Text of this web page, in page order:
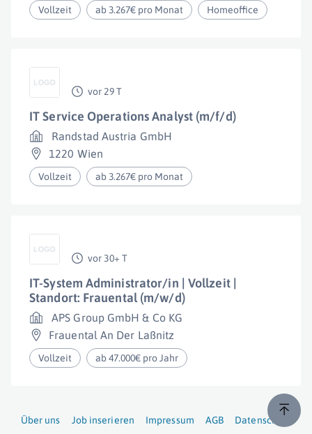
Vollzeit ab 3.267€ pro Monat Homeoffice
vor 29 T
IT Service Operations Analyst (m/f/d)
Randstad Austria GmbH
1220 Wien
Vollzeit ab 3.267€ pro Monat
vor 30+ T
IT-System Administrator/in | Vollzeit |
Standort: Frauental (m/w/d)
APS Group GmbH & Co KG
Frauental An Der Laßnitz
Vollzeit ab 47.000€ pro Jahr
Über uns Job inserieren Impressum AGB Datenschutz